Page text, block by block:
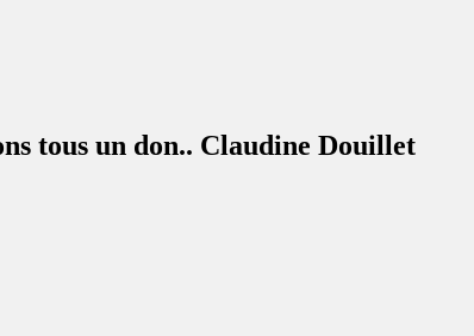
tous un don.. Claudine Douillet